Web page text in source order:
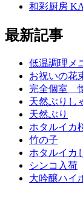
和彩厨房
最新記事
低温調理メ
お祝いの花
完全個室
天然ぶりし
天然ぶり
ホタルイカ
竹の子
ホタルイカ
シンコ入荷
大吟醸ハイ